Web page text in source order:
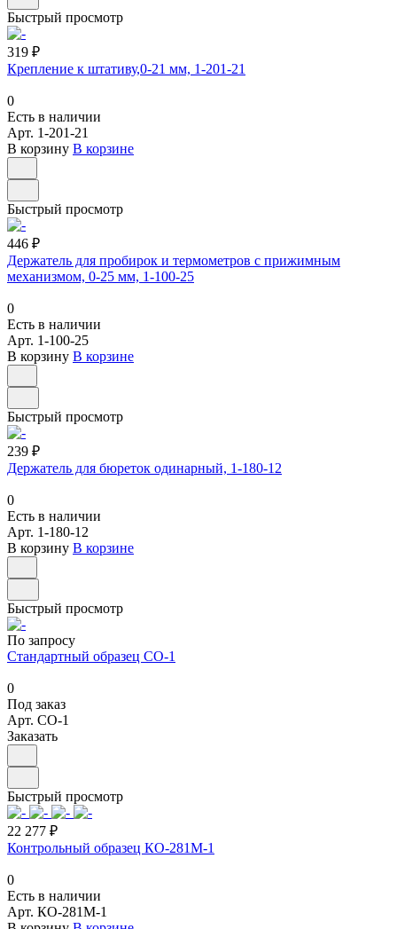
Быстрый просмотр
319 ₽
Крепление к штативу,0-21 мм, 1-201-21
0
Есть в наличии
Арт. 1-201-21
В корзину В корзине
Быстрый просмотр
446 ₽
Держатель для пробирок и термометров с прижимным
механизмом, 0-25 мм, 1-100-25
0
Есть в наличии
Арт. 1-100-25
В корзину В корзине
Быстрый просмотр
239 ₽
Держатель для бюреток одинарный, 1-180-12
0
Есть в наличии
Арт. 1-180-12
В корзину В корзине
Быстрый просмотр
По запросу
Стандартный образец СО-1
0
Под заказ
Арт. СО-1
Заказать
Быстрый просмотр
22 277 ₽
Контрольный образец КО-281М-1
0
Есть в наличии
Арт. КО-281М-1